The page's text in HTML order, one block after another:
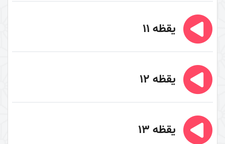
سال 1400
غلو یا تقصیر در مقامات اهل البیت (علیهم السلام)
سیری در معنای ولایت
دوری از مرگ جاهلیت
یقظه 11
یقظه 12
یقظه 13